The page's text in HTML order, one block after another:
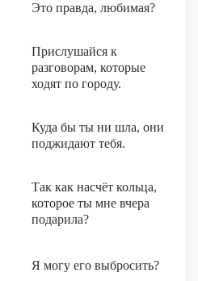
Это правда, любимая?
Прислушайся к
разговорам, которые
ходят по городу.
Куда бы ты ни шла, они
поджидают тебя.
Так как насчёт кольца,
которое ты мне вчера
подарила?
Я могу его выбросить?